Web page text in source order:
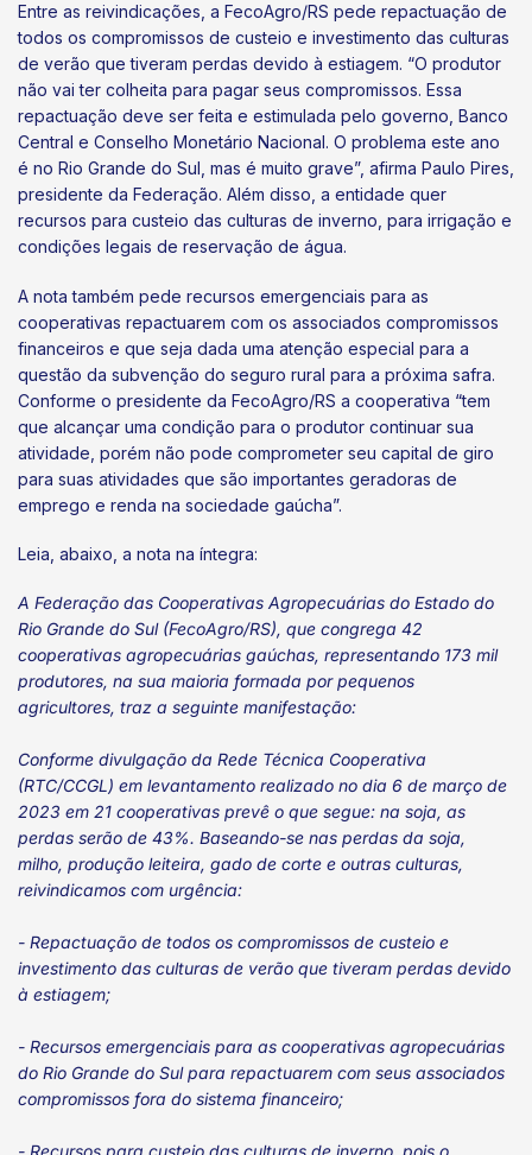
Entre as reivindicações, a FecoAgro/RS pede repactuação de
todos os compromissos de custeio e investimento das culturas
de verão que tiveram perdas devido à estiagem. “O produtor
não vai ter colheita para pagar seus compromissos. Essa
repactuação deve ser feita e estimulada pelo governo, Banco
Central e Conselho Monetário Nacional. O problema este ano
é no Rio Grande do Sul, mas é muito grave”, afirma Paulo Pires,
presidente da Federação. Além disso, a entidade quer
recursos para custeio das culturas de inverno, para irrigação e
condições legais de reservação de água.
A nota também pede recursos emergenciais para as
cooperativas repactuarem com os associados compromissos
financeiros e que seja dada uma atenção especial para a
questão da subvenção do seguro rural para a próxima safra.
Conforme o presidente da FecoAgro/RS a cooperativa “tem
que alcançar uma condição para o produtor continuar sua
atividade, porém não pode comprometer seu capital de giro
para suas atividades que são importantes geradoras de
emprego e renda na sociedade gaúcha”.
Leia, abaixo, a nota na íntegra:
A Federação das Cooperativas Agropecuárias do Estado do
Rio Grande do Sul (FecoAgro/RS), que congrega 42
cooperativas agropecuárias gaúchas, representando 173 mil
produtores, na sua maioria formada por pequenos
agricultores, traz a seguinte manifestação:
Conforme divulgação da Rede Técnica Cooperativa
(RTC/CCGL) em levantamento realizado no dia 6 de março de
2023 em 21 cooperativas prevê o que segue: na soja, as
perdas serão de 43%. Baseando-se nas perdas da soja,
milho, produção leiteira, gado de corte e outras culturas,
reivindicamos com urgência:
- Repactuação de todos os compromissos de custeio e
investimento das culturas de verão que tiveram perdas devido
à estiagem;
- Recursos emergenciais para as cooperativas agropecuárias
do Rio Grande do Sul para repactuarem com seus associados
compromissos fora do sistema financeiro;
- Recursos para custeio das culturas de inverno, pois o